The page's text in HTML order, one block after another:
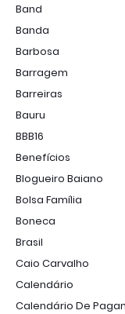
Band
Banda
Barbosa
Barragem
Barreiras
Bauru
BBB16
Benefícios
Blogueiro Baiano
Bolsa Família
Boneca
Brasil
Caio Carvalho
Calendário
Calendário De